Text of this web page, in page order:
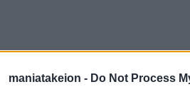
maniatakeion - Do Not Process
Θέμελη